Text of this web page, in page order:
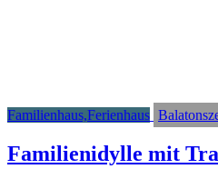
Familienhaus,Ferienhaus
Familienidylle mit